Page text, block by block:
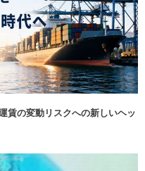
賃の変動リスクへの新しいヘッ